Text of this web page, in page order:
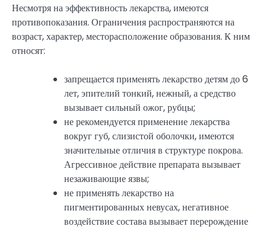
Несмотря на эффективность лекарства, имеются
противопоказания. Ограничения распространяются на
возраст, характер, месторасположение образования. К ним
относят:
запрещается применять лекарство детям до 6
лет, эпителий тонкий, нежный, а средство
вызывает сильный ожог, рубцы;
не рекомендуется применение лекарства
вокруг губ, слизистой оболочки, имеются
значительные отличия в структуре покрова.
Агрессивное действие препарата вызывает
незаживающие язвы;
не применять лекарство на
пигментированных невусах, негативное
воздействие состава вызывает перерождение